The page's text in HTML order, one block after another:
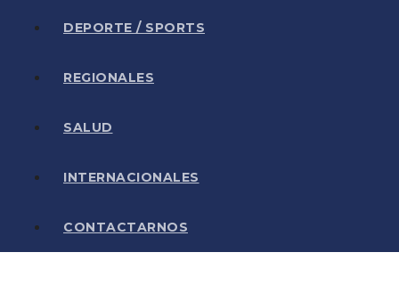
DEPORTE / SPORTS
REGIONALES
SALUD
INTERNACIONALES
CONTACTARNOS